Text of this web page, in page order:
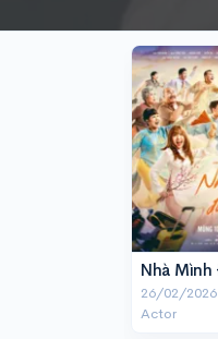
26/02/2026
Actor